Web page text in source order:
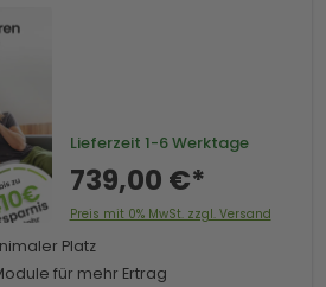
Lieferzeit 1-6 Werktage
739,00 €*
Preis mit 0% MwSt. zzgl. Versand
Platz
für mehr Ertrag